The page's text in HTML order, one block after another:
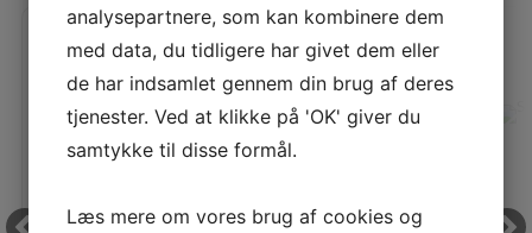
analysepartnere, som kan kombinere dem
med data, du tidligere har givet dem eller
de har indsamlet gennem din brug af deres
tjenester. Ved at klikke på 'OK' giver du
samtykke til disse formål.
Læs mere om vores brug af cookies og